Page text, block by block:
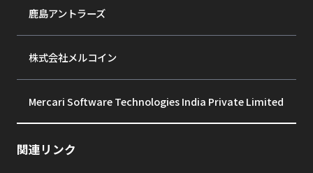
鹿島アントラーズ
株式会社メルコイン
Mercari Software Technologies India Private Limited
関連リンク